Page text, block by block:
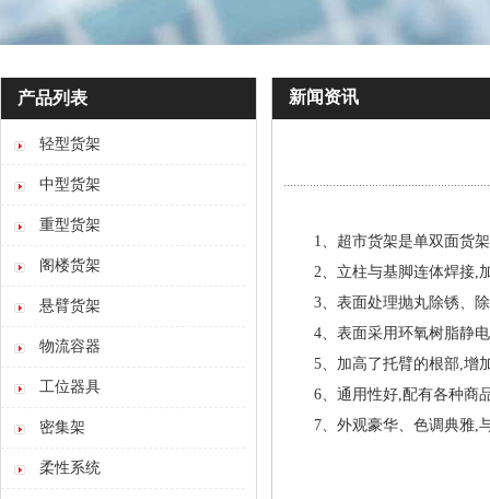
产品列表
轻型货架
中型货架
重型货架
阁楼货架
悬臂货架
物流容器
工位器具
密集架
柔性系统
新闻资讯
1、超市货架是单双面货架
2、立柱与基脚连体焊接,加
3、表面处理抛丸除锈、除
4、表面采用环氧树脂静电
5、加高了托臂的根部,增加
6、通用性好,配有各种商品
7、外观豪华、色调典雅,与